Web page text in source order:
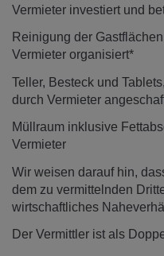
Vermieter investiert und
Reinigung der
Vermieter organisiert*
Teller, Besteck und
durch Vermieter
Müllraum inklusive
Vermieter
Wir weisen darauf hin,
dem zu vermittelnden
wirtschaftliches
Der Vermittler ist als